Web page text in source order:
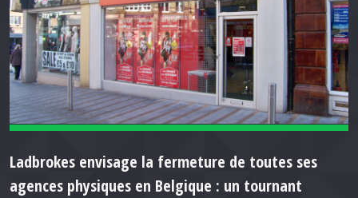
Ladbrokes envisage la fermeture de toutes ses
agences physiques en Belgique : un tournant